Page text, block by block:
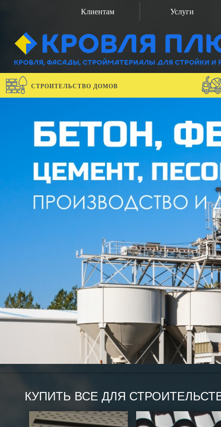
Клиентам Услуги
СТРОИТЕЛЬСТВО ДОМОВ
КУПИТЬ ВСЕ ДЛЯ